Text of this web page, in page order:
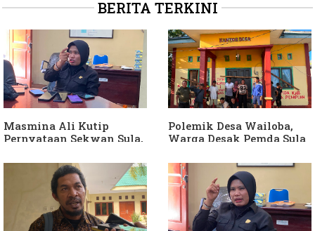
BERITA TERKINI
Masmina Ali Kutip
Pernyataan Sekwan Sula,
Diduga Jadikan
Keponakan "ATM
Berjalan"
Polemik Desa Wailoba,
Warga Desak Pemda Sula
APH Usut Dugaan
Penyimpangan Dana Desa